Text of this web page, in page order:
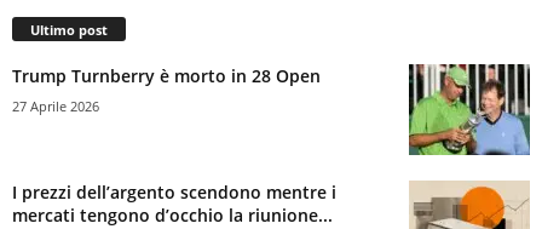
Ultimo post
Trump Turnberry è morto in 28 Open
27 Aprile 2026
I prezzi dell’argento scendono mentre i
mercati tengono d’occhio la riunione...